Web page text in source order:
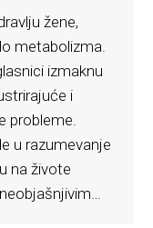
žene,
metabolizma.
izmaknu
i
probleme.
u razumevanje
na živote